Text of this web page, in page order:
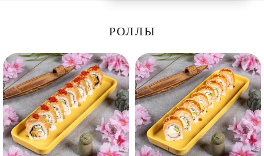
Суши-торт Фирменные Вегетарианское меню
РОЛЛЫ